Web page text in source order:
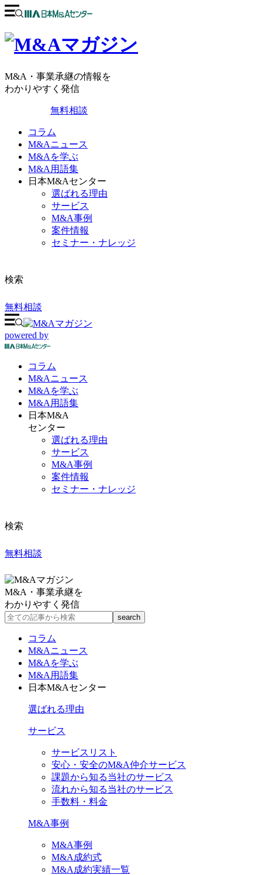
M&A・事業承継の情報を
わかりやすく発信
無料相談
コラム
M&Aニュース
M&Aを学ぶ
M&A用語集
日本M&Aセンター
選ばれる理由
サービス
M&A事例
案件情報
セミナー・ナレッジ
検索
無料相談
powered by
コラム
M&Aニュース
M&Aを学ぶ
M&A 用語集
日本M&A
センター
選ばれる理由
サービス
M&A事例
案件情報
セミナー・ナレッジ
検索
無料相談
M&A・事業承継を
わかりやすく発信
コラム
M&Aニュース
M&Aを学ぶ
M&A用語集
日本M&Aセンター
選ばれる理由
サービス
サービスリスト
安心・安全のM&A仲介サービス
課題から知る当社のサービス
流れから知る当社のサービス
手数料・料金
M&A事例
M&A事例
M&A成約式
M&A成約実績一覧